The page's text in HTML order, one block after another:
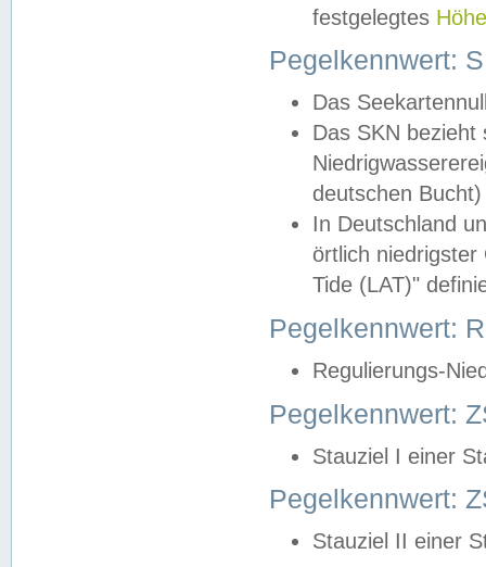
festgelegtes
Pegelkennwert:
Das
Das SKN
deutschen
In Deutschland
örtlich
Tide (LAT)"
Pegelkennwert:
Regulierungs-
Pegelkennwert:
Stauziel I einer
Pegelkennwert:
Stauziel II einer